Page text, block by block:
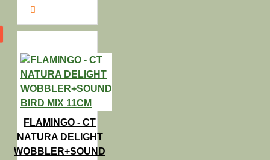
FLAMINGO - CT
NATURA DELIGHT
WOBBLER+SOUND